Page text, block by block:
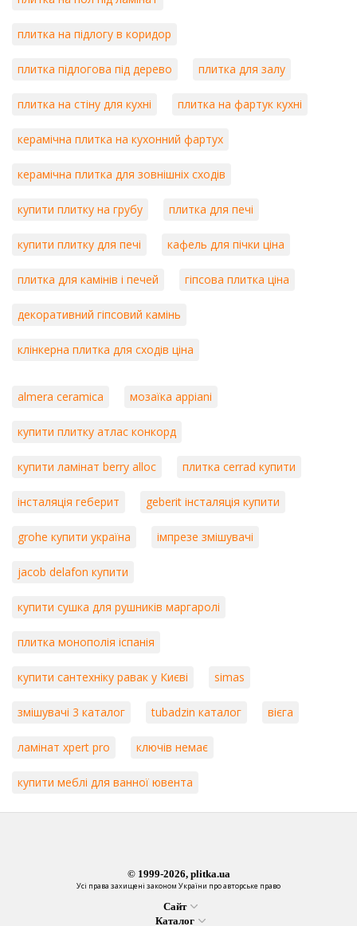
плитка на підлогу в коридор
плитка підлогова під дерево плитка для залу
плитка на стіну для кухні плитка на фартук кухні
керамічна плитка на кухонний фартух
керамічна плитка для зовнішніх сходів
купити плитку на грубу плитка для печі
купити плитку для печі кафель для пічки ціна
плитка для камінів і печей гіпсова плитка ціна
декоративний гіпсовий камінь
клінкерна плитка для сходів ціна
almera ceramica мозаїка appiani
купити плитку атлас конкорд
купити ламінат berry alloc плитка cerrad купити
інсталяція геберит geberit інсталяція купити
grohe купити україна імпрезе змішувачі
jacob delafon купити
купити сушка для рушників маргаролі
плитка монополія іспанія
купити сантехніку равак у Києві simas
змішувачі 3 каталог tubadzin каталог вієга
ламінат xpert pro ключів немає
купити меблі для ванної ювента
© 1999-2026, plitka.ua
Усі права захищені законом України про авторське право
Сайт
Каталог